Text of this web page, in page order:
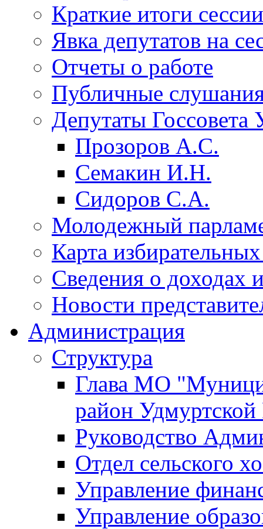
Краткие итоги сессии
Явка депутатов на
Отчеты о работе
Публичные
Депутаты
Прозоров А.С.
Семакин И.Н.
Сидоров С.А.
Молодежный
Карта
Сведения о доходах
Новости
Администрация
Структура
Глава МО
район
Руководство
Отдел сельского
Управление
Управление